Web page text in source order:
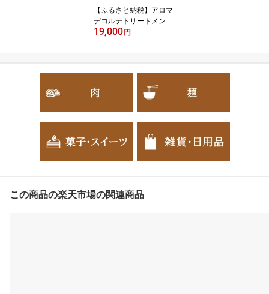
【ふるさと納税】アロマ
デコルテトリートメント
&ヘッドスパ【124507
19,000 円
この商品の楽天市場の関連商品